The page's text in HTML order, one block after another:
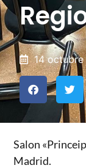
14
Salon
Madrid.